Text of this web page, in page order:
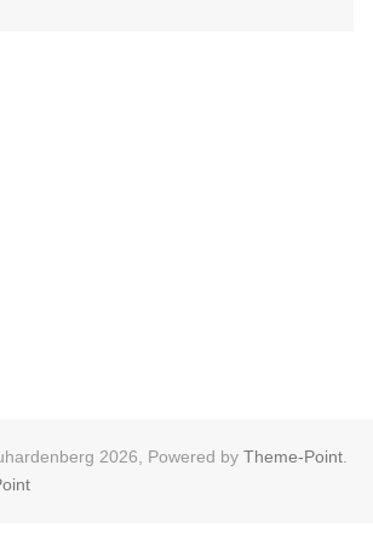
2026, Powered byTheme-Point.